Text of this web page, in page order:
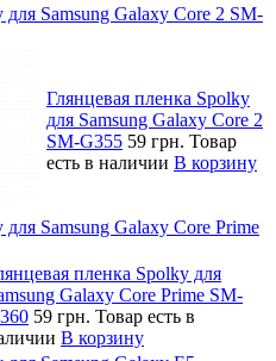
Samsung Galaxy Core 2 SM-
Глянцевая пленка Spolky
для Samsung Galaxy Core 2
SM-G355 59 грн. Товар
есть в наличии В корзину
Samsung Galaxy Core Prime
пленка Spolky для
Galaxy Core Prime SM-
59 грн. Товар есть в
В корзину